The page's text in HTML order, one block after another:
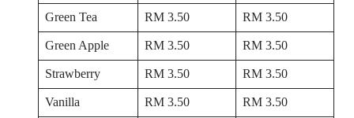
Green Tea
RM 3.50
RM 3.50
Green Apple
RM 3.50
RM 3.50
Strawberry
RM 3.50
RM 3.50
Vanilla
RM 3.50
RM 3.50